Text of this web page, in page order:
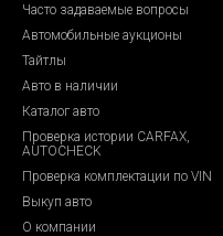
Часто задаваемые вопросы
Автомобильные аукционы
Тайтлы
Авто в наличии
Каталог авто
Проверка истории CARFAX,
AUTOCHECK
Проверка комплектации по VIN
Выкуп авто
О компании